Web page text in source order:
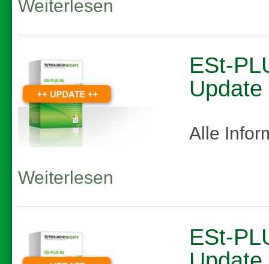
Weiterlesen
ESt-
Alle
Weiterlesen
ESt-